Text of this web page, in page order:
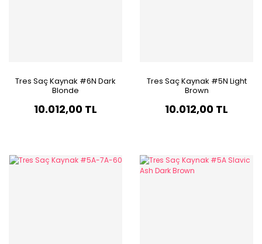
Tres Saç Kaynak #6N Dark
Blonde
10.012,00 TL
Tres Saç Kaynak #5N Light
Brown
10.012,00 TL